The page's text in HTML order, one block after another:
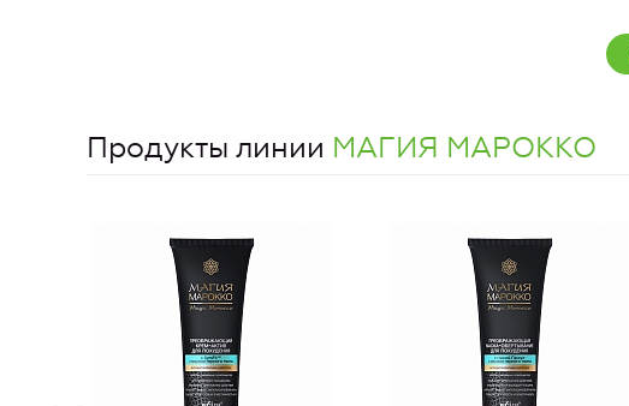
Продукты линии МАГИЯ МАРОККО